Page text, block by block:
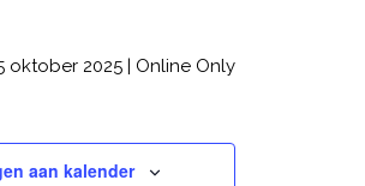
oktober 2025 | Online Only
aan kalender